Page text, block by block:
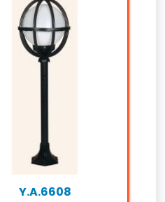
Y.A.6608